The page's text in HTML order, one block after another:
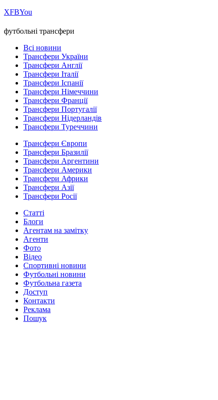
ХFBYou
футбольні трансфери
Всі новини
Трансфери України
Трансфери Англії
Трансфери Італії
Трансфери Іспанії
Трансфери Німеччини
Трансфери Франції
Трансфери Португалії
Трансфери Нідерландів
Трансфери Туреччини
Трансфери Європи
Трансфери Бразилії
Трансфери Аргентини
Трансфери Америки
Трансфери Африки
Трансфери Азії
Трансфери Росії
Статті
Блоги
Агентам на замітку
Агенти
Фото
Відео
Спортивні новини
Футбольні новини
Футбольна газета
Доступ
Контакти
Реклама
Пошук